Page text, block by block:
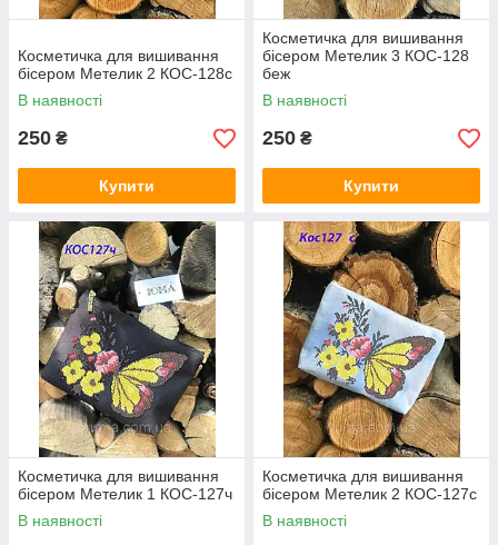
Косметичка для вишивання
бісером Метелик 2 КОС-128с
В наявності
250 ₴
Купити
Косметичка для вишивання
бісером Метелик 3 КОС-128
беж
В наявності
250 ₴
Купити
Косметичка для вишивання
бісером Метелик 1 КОС-127ч
В наявності
Косметичка для вишивання
бісером Метелик 2 КОС-127с
В наявності